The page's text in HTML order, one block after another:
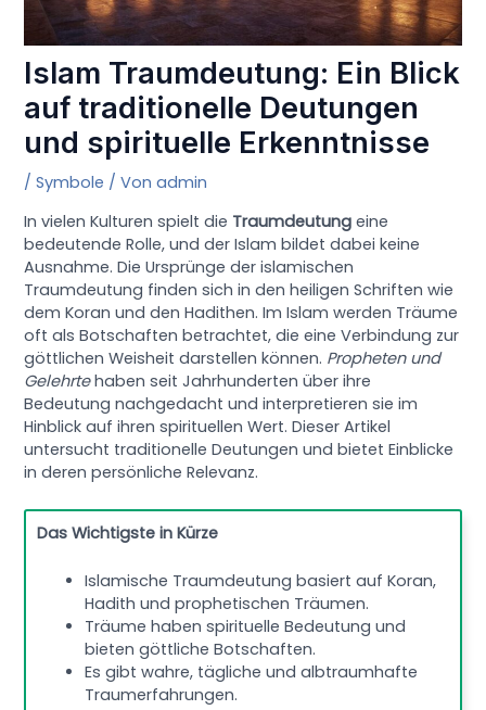
Islam Traumdeutung: Ein Blick
auf traditionelle Deutungen
und spirituelle Erkenntnisse
/Symbole / Vonadmin
In vielen Kulturen spielt die Traumdeutung eine
bedeutende Rolle, und der Islam bildet dabei keine
Ausnahme. Die Ursprünge der islamischen
Traumdeutung finden sich in den heiligen Schriften wie
dem Koran und den Hadithen. Im Islam werden Träume
oft als Botschaften betrachtet, die eine Verbindung zur
göttlichen Weisheit darstellen können. Propheten und
Gelehrtehaben seit Jahrhunderten über ihre
Bedeutung nachgedacht und interpretieren sie im
Hinblick auf ihren spirituellen Wert. Dieser Artikel
untersucht traditionelle Deutungen und bietet Einblicke
in deren persönliche Relevanz.
Das Wichtigste in Kürze
Islamische Traumdeutung basiert auf Koran,
Hadith und prophetischen Träumen.
Träume haben spirituelle Bedeutung und
bieten göttliche Botschaften.
Es gibt wahre, tägliche und albtraumhafte
Traumerfahrungen.